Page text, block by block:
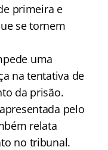
primeira e
se tornem
uma
na tentativa de
da prisão.
pelo
relata
no tribunal.